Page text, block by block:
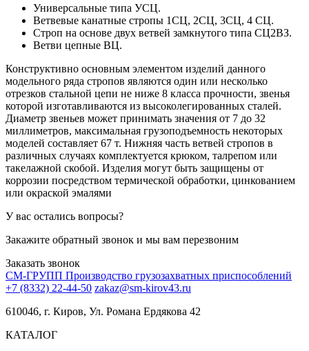
Универсальные типа УСЦ.
Ветвевые канатные стропы 1СЦ, 2СЦ, 3СЦ, 4 СЦ.
Строп на основе двух ветвей замкнутого типа СЦ2ВЗ.
Ветви цепные ВЦ.
Конструктивно основным элементом изделий данного
модельного ряда стропов являются один или несколько
отрезков стальной цепи не ниже 8 класса прочности, звенья
которой изготавливаются из высоколегированных сталей.
Диаметр звеньев может принимать значения от 7 до 32
миллиметров, максимальная грузоподъемность некоторых
моделей составляет 67 т. Нижняя часть ветвей стропов в
различных случаях комплектуется крюком, талрепом или
такелажной скобой. Изделия могут быть защищены от
коррозии посредством термической обработки, цинкованием
или окраской эмалями
У вас остались вопросы?
Закажите обратный звонок и мы вам перезвоним
Заказать звонок
СМ-ГРУПП Производство грузозахватных приспособлений
+7 (8332) 22-44-50 zakaz@sm-kirov43.ru
610046, г. Киров, Ул. Романа Ердякова 42
КАТАЛОГ